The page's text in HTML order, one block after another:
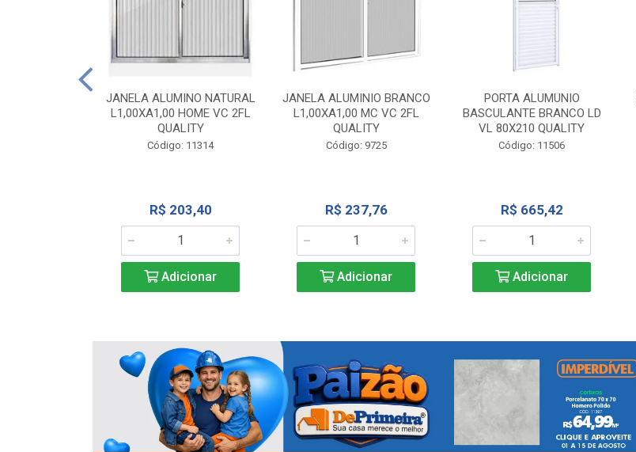
JANELA ALUMINO NATURAL
L1,00XA1,00 HOME VC 2FL
QUALITY
Código: 11314
R$ 203,40
Adicionar
JANELA ALUMINIO BRANCO
L1,00XA1,00 MC VC 2FL
QUALITY
Código: 9725
R$ 237,76
Adicionar
PORTA ALUMUNIO
BASCULANTE BRANCO LD
VL 80X210 QUALITY
Código: 11506
R$ 665,42
Adicionar